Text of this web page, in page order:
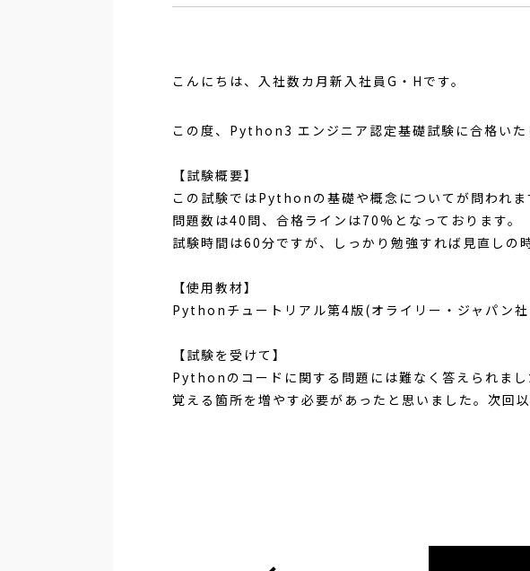
こんにちは、入社数カ月新入社員G・Hです。
この度、Python3 エンジニア認定基礎試験に合格いた
【試験概要】
この試験ではPythonの基礎や概念についてが問われま
問題数は40問、合格ラインは70%となっております。
試験時間は60分ですが、しっかり勉強すれば見直しの
【使用教材】
Pythonチュートリアル第4版(オライリー・ジャパン
【試験を受けて】
Pythonのコードに関する問題には難なく答えられま
覚える箇所を増やす必要があったと思いました。次回